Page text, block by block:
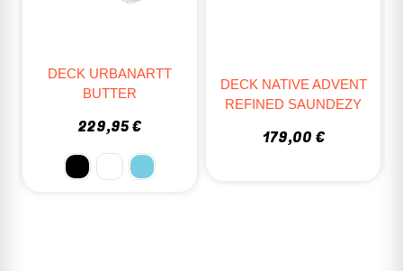
DECK URBANARTT
BUTTER
229,95 €
DECK NATIVE ADVENT
REFINED SAUNDEZY
179,00 €